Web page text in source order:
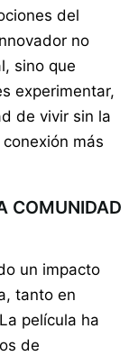
del
no
sino que
experimentar,
de vivir sin la
más
COMUNIDAD
un impacto
tanto en
película ha
de